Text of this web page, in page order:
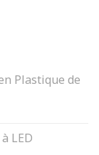
Plastique de
LED